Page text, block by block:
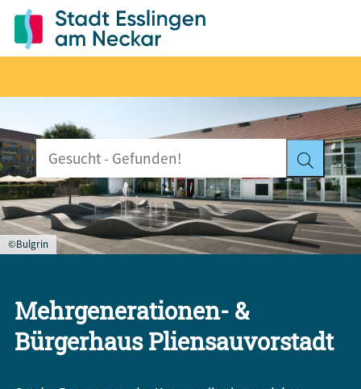
©Bulgrin
Mehrgenerationen- &
Bürgerhaus Pliensauvorstadt